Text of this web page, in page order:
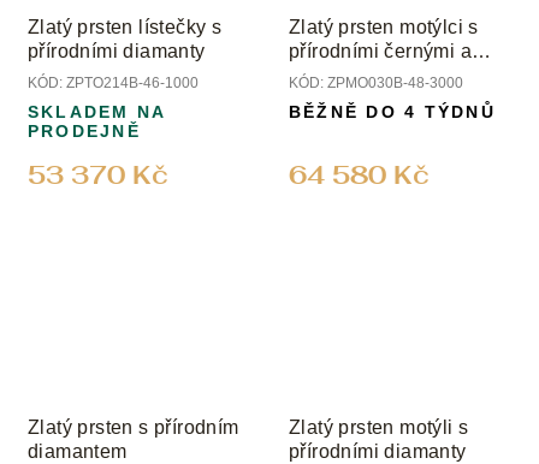
Zlatý prsten lístečky s
přírodními diamanty
KÓD: ZPTO214B-46-1000
53 370 Kč
SKLADEM NA
PRODEJNĚ
Zlatý prsten motýlci s
přírodními černými a
čirými diamanty
KÓD: ZPMO030B-48-3000
64 580 Kč
BĚŽNĚ DO 4 TÝDNŮ
Zlatý prsten s přírodním
diamantem
Zlatý prsten motýli s
přírodními diamanty